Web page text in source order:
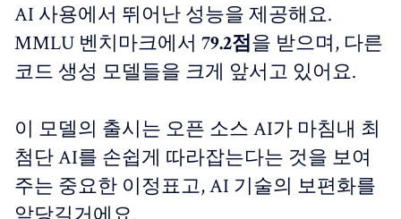
AI 사용에서 뛰어난 성능을 제공해요.
MMLU 벤치마크에서 79.2점을 받으며, 다른
코드 생성 모델들을 크게 앞서고 있어요.
이 모델의 출시는 오픈 소스 AI가 마침내 최
첨단 AI를 손쉽게 따라잡는다는 것을 보여
주는 중요한 이정표고, AI 기술의 보편화를